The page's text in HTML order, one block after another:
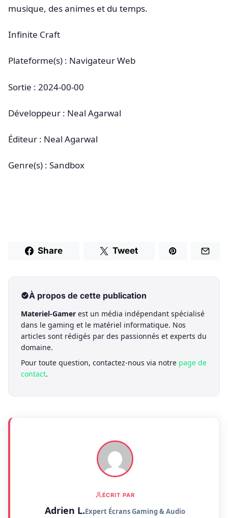
musique, des animes et du temps.
Infinite Craft
Plateforme(s) : Navigateur Web
Sortie : 2024-00-00
Développeur : Neal Agarwal
Éditeur : Neal Agarwal
Genre(s) : Sandbox
Share Tweet
À propos de cette publication
Materiel-Gamer est un média indépendant spécialisé
dans le gaming et le matériel informatique. Nos
articles sont rédigés par des passionnés et experts du
domaine.
Pour toute question, contactez-nous via notre page de
contact.
ÉCRIT PAR
Adrien L.Expert Écrans Gaming & Audio